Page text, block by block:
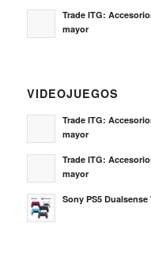
Trade ITG:
mayor
VIDEOJUEGOS
Trade ITG:
mayor
Trade ITG:
mayor
Sony PS5